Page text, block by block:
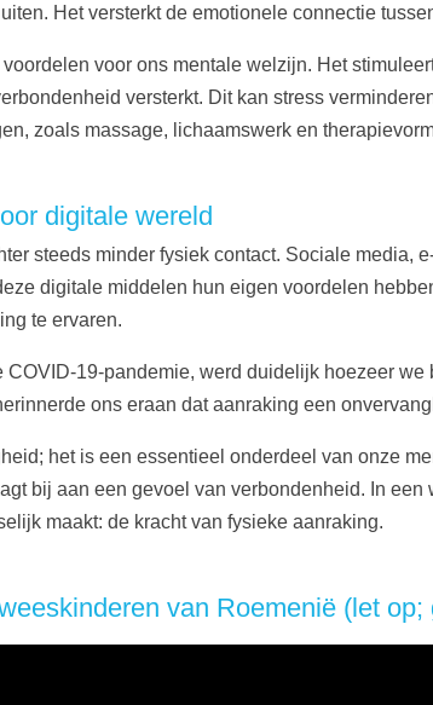
Het versterkt de emotionele connectie
voor ons mentale welzijn. Het
versterkt. Dit kan stress
zoals massage, lichaamswerk en
digitale wereld
steeds minder fysiek contact. Sociale media,
digitale middelen hun eigen voordelen
te ervaren.
COVID-19-pandemie, werd duidelijk hoezeer
ons eraan dat aanraking een
het is een essentieel onderdeel van onze
bij aan een gevoel van verbondenheid. In
maakt: de kracht van fysieke aanraking.
van Roemenië (let